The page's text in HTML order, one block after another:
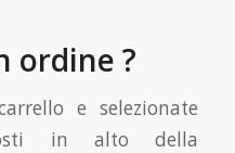
ordine ?
e selezionate
in alto della